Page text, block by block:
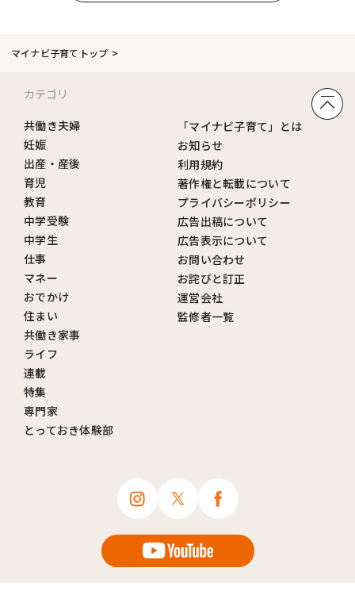
マイナビ子育てトップ
カテゴリ
共働き夫婦
妊娠
出産・産後
育児
教育
中学受験
中学生
仕事
マネー
おでかけ
住まい
共働き家事
ライフ
連載
特集
専門家
とっておき体験部
「マイナビ子育て」とは
お知らせ
利用規約
著作権と転載について
プライバシーポリシー
広告出稿について
広告表示について
お問い合わせ
お詫びと訂正
運営会社
監修者一覧